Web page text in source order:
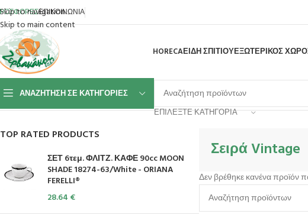
Skip to navigation
Skip to main content
ΕΠΙΚΟΙΝΩΝΙΑ
HORECAΕΙΔΗ ΣΠΙΤΙΟΥΕΞΩΤΕΡΙΚΟΣ
ΑΝΑΖΉΤΗΣΗ ΣΕ ΚΑΤΗΓΟΡΊΕΣ
ΕΠΙΛΈΞΤΕ ΚΑΤΗΓΟΡΊΑ
Επιτραπέζια Είδη Μαχαιροπίρουνα Χρώμα Σειρά
TOP RATED PRODUCTS
ΣΕΤ 6τεμ. ΦΛΙΤΖ. ΚΑΦΕ 90cc MOON
SHADE 18274-63/White - ORIANA
FERELLI®
28.64 €
Σειρά Vintage
Δεν βρέθηκε κανένα προϊόν